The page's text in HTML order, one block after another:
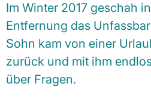
Im Winter 2017 geschah
Entfernung das
Sohn kam von einer
zurück und mit ihm
über Fragen.